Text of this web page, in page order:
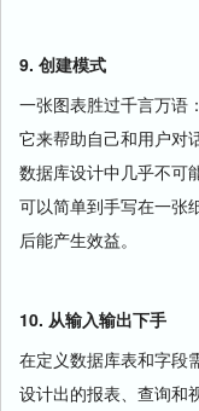
9. 创建模式
一张图表胜过千言万语
它来帮助自己和用户对
数据库设计中几乎不可
可以简单到手写在一张
后能产生效益。
10. 从输入输出下手
在定义数据库表和字段
设计出的报表、查询和